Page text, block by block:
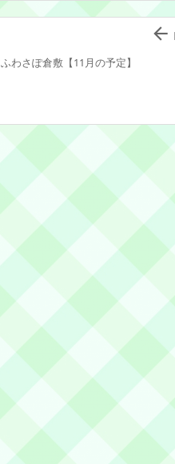
ふわさぽ倉敷【11月の予定】
